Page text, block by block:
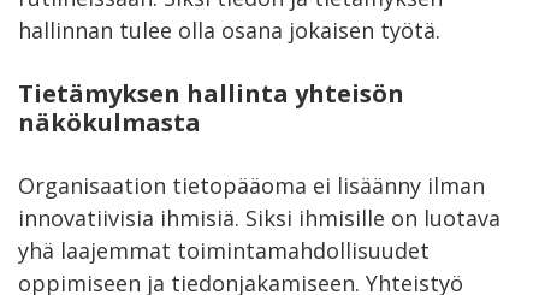
hallinnan tulee olla osana jokaisen työtä.
Tietämyksen hallinta yhteisön
näkökulmasta
Organisaation tietopääoma ei lisäänny ilman
innovatiivisia ihmisiä. Siksi ihmisille on luotava
yhä laajemmat toimintamahdollisuudet
oppimiseen ja tiedonjakamiseen. Yhteistyö